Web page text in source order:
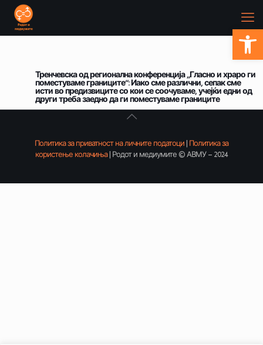
Тренчевска од регионална конференција „Гласно и храро ги
поместуваме границите“: Иако сме различни, сепак сме
исти во предизвиците со кои се соочуваме, учејќи едни од
други треба заедно да ги поместуваме границите
Политика за приватност на личните податоци Политика за
користење колачиња| Родот и медиумите © АВМУ – 2024